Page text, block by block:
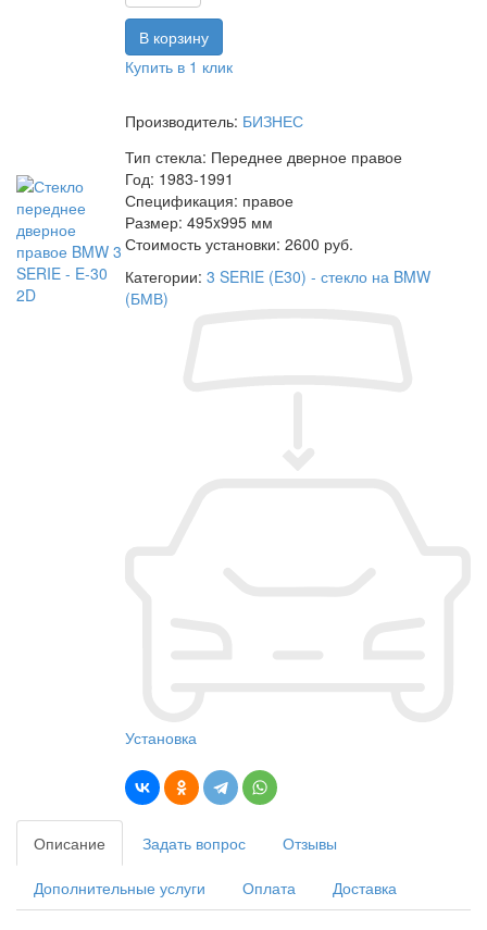
Купить в 1 клик
Производитель: БИЗНЕС
Тип стекла: Переднее дверное правое
Год: 1983-1991
Спецификация: правое
Размер: 495x995 мм
Стоимость установки: 2600 руб.
Категории: 3 SERIE (E30) - стекло на BMW
(БМВ)
Установка
Описание Задать вопрос Отзывы
Дополнительные услуги Оплата Доставка